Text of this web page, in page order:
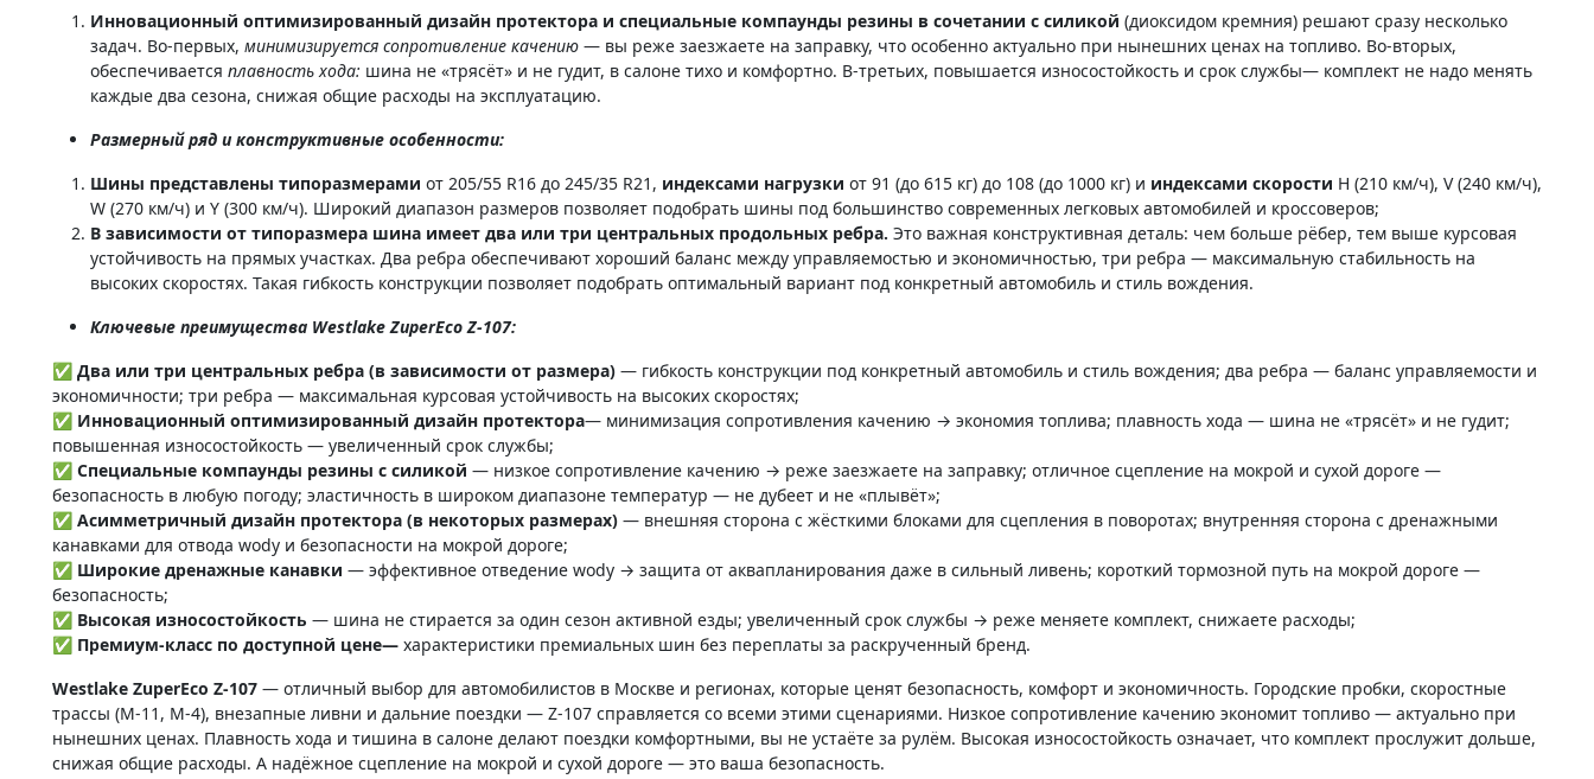
Инновационный оптимизированный дизайн протектора и специальные компаунды резины в сочетании с силикой (диоксидом кремния) решают сразу несколько
задач. Во-первых, минимизируется сопротивление качению — вы реже заезжаете на заправку, что особенно актуально при нынешних ценах на топливо. Во-вторых,
обеспечивается плавность хода: шина не «трясёт» и не гудит, в салоне тихо и комфортно. В-третьих, повышается износостойкость и срок службы— комплект не надо менять
каждые два сезона, снижая общие расходы на эксплуатацию.
Размерный ряд и конструктивные особенности:
Шины представлены типоразмерами от 205/55 R16 до 245/35 R21, индексами нагрузки от 91 (до 615 кг) до 108 (до 1000 кг) и индексами скорости H (210 км/ч), V (240 км/ч),
W (270 км/ч) и Y (300 км/ч). Широкий диапазон размеров позволяет подобрать шины под большинство современных легковых автомобилей и кроссоверов;
В зависимости от типоразмера шина имеет два или три центральных продольных ребра. Это важная конструктивная деталь: чем больше рёбер, тем выше курсовая
устойчивость на прямых участках. Два ребра обеспечивают хороший баланс между управляемостью и экономичностью, три ребра — максимальную стабильность на
высоких скоростях. Такая гибкость конструкции позволяет подобрать оптимальный вариант под конкретный автомобиль и стиль вождения.
Ключевые преимущества Westlake ZuperEco Z-107:
✅ Два или три центральных ребра (в зависимости от размера) — гибкость конструкции под конкретный автомобиль и стиль вождения; два ребра — баланс управляемости и
экономичности; три ребра — максимальная курсовая устойчивость на высоких скоростях;
✅ Инновационный оптимизированный дизайн протектора— минимизация сопротивления качению → экономия топлива; плавность хода — шина не «трясёт» и не гудит;
повышенная износостойкость — увеличенный срок службы;
✅ Специальные компаунды резины с силикой — низкое сопротивление качению → реже заезжаете на заправку; отличное сцепление на мокрой и сухой дороге —
безопасность в любую погоду; эластичность в широком диапазоне температур — не дубеет и не «плывёт»;
✅ Асимметричный дизайн протектора (в некоторых размерах) — внешняя сторона с жёсткими блоками для сцепления в поворотах; внутренняя сторона с дренажными
канавками для отвода wody и безопасности на мокрой дороге;
✅ Широкие дренажные канавки — эффективное отведение wody → защита от аквапланирования даже в сильный ливень; короткий тормозной путь на мокрой дороге —
безопасность;
✅ Высокая износостойкость — шина не стирается за один сезон активной езды; увеличенный срок службы → реже меняете комплект, снижаете расходы;
✅ Премиум-класс по доступной цене— характеристики премиальных шин без переплаты за раскрученный бренд.
Westlake ZuperEco Z-107 — отличный выбор для автомобилистов в Москве и регионах, которые ценят безопасность, комфорт и экономичность. Городские пробки, скоростные
трассы (М-11, М-4), внезапные ливни и дальние поездки — Z-107 справляется со всеми этими сценариями. Низкое сопротивление качению экономит топливо — актуально при
нынешних ценах. Плавность хода и тишина в салоне делают поездки комфортными, вы не устаёте за рулём. Высокая износостойкость означает, что комплект прослужит дольше,
снижая общие расходы. А надёжное сцепление на мокрой и сухой дороге — это ваша безопасность.